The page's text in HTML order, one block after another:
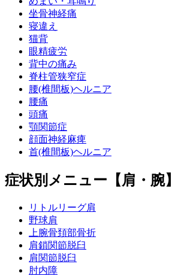
坐骨神経痛
寝違え
猫背
眼精疲労
背中の痛み
脊柱管狭窄症
腰(椎間板)ヘルニア
腰痛
頭痛
顎関節症
顔面神経麻痺
首(椎間板)ヘルニア
症状別メニュー【肩・腕】
リトルリーグ肩
野球肩
上腕骨頚部骨折
肩鎖関節脱臼
肩関節脱臼
肘内障